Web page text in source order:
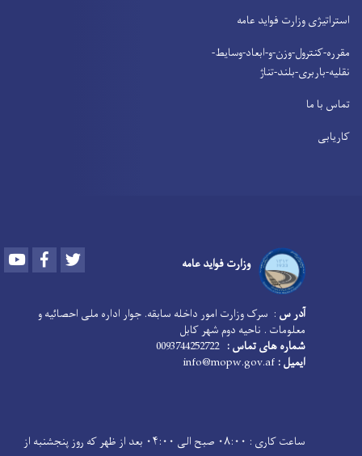
استراتیژی وزارت فواید عامه
مقرره-کنترول-وزن-و-ابعاد-وسایط-
نقلیه-باربری-بلند-تناژ
تماس با ما
کاریابی
وزارت فواید عامه Youtube Facebook
آدر س : سرک وزارت امور داخله سابقه. جوار اداره ملی احصائیه و
معلومات . ناحیه دوم شهر کابل
شماره های تماس : 0093744252722
ایمیل :
ساعت کاری : ۰۸:۰۰ صبح الی ۰۴:۰۰ بعد از ظهر که روز پنجشنبه از